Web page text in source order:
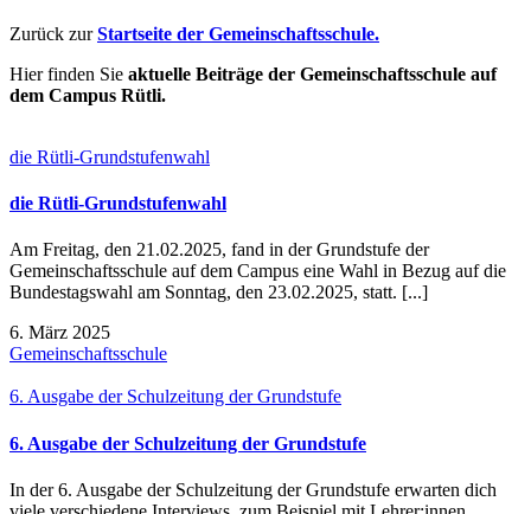
Zurück zurStartseite der Gemeinschaftsschule.
Hier finden Sie aktuelle Beiträge der Gemeinschaftsschule auf
dem Campus Rütli.
die Rütli-Grundstufenwahl
die Rütli-Grundstufenwahl
Am Freitag, den 21.02.2025, fand in der Grundstufe der
Gemeinschaftsschule auf dem Campus eine Wahl in Bezug auf die
Bundestagswahl am Sonntag, den 23.02.2025, statt. [...]
6. März 2025
Gemeinschaftsschule
6. Ausgabe der Schulzeitung der Grundstufe
6. Ausgabe der Schulzeitung der Grundstufe
In der 6. Ausgabe der Schulzeitung der Grundstufe erwarten dich